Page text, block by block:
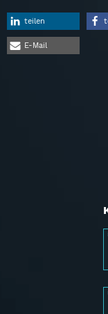
teilen
E-Mail